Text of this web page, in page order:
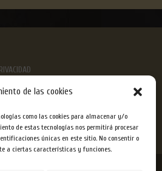
de las cookies
como las cookies para almacenar y/o
de estas tecnologías nos permitirá procesar
únicas en este sitio. No consentir o
a ciertas características y funciones.